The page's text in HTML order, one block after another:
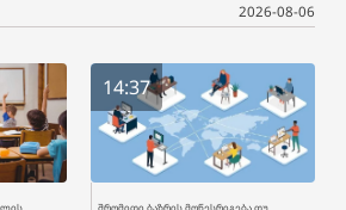
2026-08-06
14:37
შრომითი ბაზრის მოწესრიგება თუ